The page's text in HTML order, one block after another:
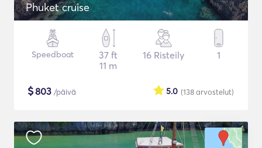
Phuket cruise
Speedboat
37 ft
11 m
16 Risteily 1
$803 /päivä (138arvostelut)
5.0